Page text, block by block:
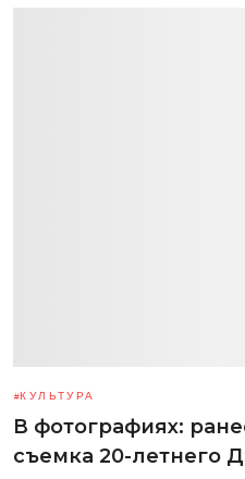
КУЛЬТУРА
В фотографиях:
съемка 20-летнего